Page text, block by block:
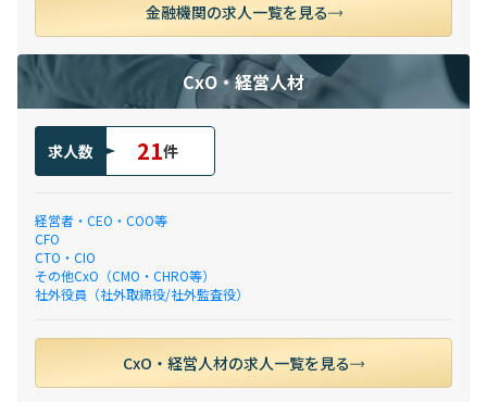
金融機関の求人一覧を見る
CxO・経営人材
求人数 21件
経営者・CEO・COO等
CFO
CTO・CIO
その他CxO（CMO・CHRO等）
社外役員（社外取締役/社外監査役）
CxO・経営人材の求人一覧を見る